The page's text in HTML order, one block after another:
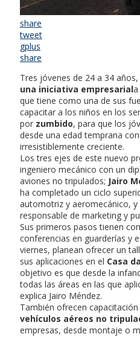
share
tweet
gplus
share
Tres jóvenes de 24 a 34
una iniciativa empresarial
que tiene como una de sus
capacitar a los niños en los
por zumbido, para que los
desde una edad temprana
irresistiblemente creciente.
Los tres ejes de este nuevo
ingeniero mecánico con un
aviones no tripulados; Jairo
ha completado un ciclo
automotriz y aeromecánico, y
responsable de marketing y
Sus primeros pasos tienen
conferencias en guarderías y
viernes, planean ofrecer un
sus aplicaciones en el Casa
objetivo es que desde la
todas las áreas en las que
explica Jairo Méndez.
También ofrecen
vehículos aéreos no
empresas, desde montaje o